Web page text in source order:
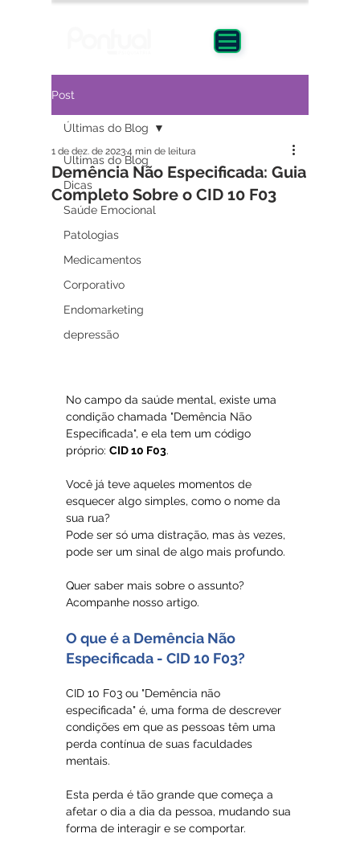
Post
Últimas do Blog
Dicas
Saúde Emocional
Patologias
Medicamentos
Corporativo
Endomarketing
depressão
Últimas do Blog
Demência Não Especificada: Guia
Completo Sobre o CID 10 F03
1 de dez. de 20234 min de leitura
No campo da saúde mental, existe uma
condição chamada "Demência Não
Especificada", e ela tem um código
próprio: CID 10 F03.
Você já teve aqueles momentos de
esquecer algo simples, como o nome da
sua rua?
Pode ser só uma distração, mas às vezes,
pode ser um sinal de algo mais profundo.
Quer saber mais sobre o assunto?
Acompanhe nosso artigo.
O que é a Demência Não
Especificada - CID 10 F03?
CID 10 F03 ou "Demência não
especificada" é, uma forma de descrever
condições em que as pessoas têm uma
perda contínua de suas faculdades
mentais.
Esta perda é tão grande que começa a
afetar o dia a dia da pessoa, mudando sua
forma de interagir e se comportar.